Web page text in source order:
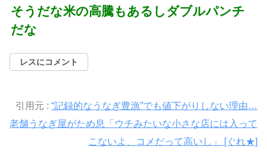
そうだな米の高騰もあるしダブルパンチ
だな
レスにコメント
引用元 : “記録的なうなぎ豊漁”でも値下がりしない理由…
老舗うなぎ屋がため息「ウチみたいな小さな店には入って
こないよ、コメだって高いし」 [ぐれ★]